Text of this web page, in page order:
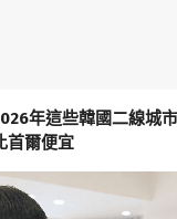
年這些韓國二線城
首爾便宜